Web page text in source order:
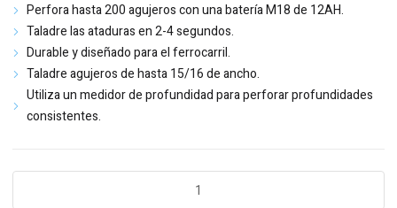
Perfora hasta 200 agujeros con una batería M18 de 12AH.
Taladre las ataduras en 2-4 segundos.
Durable y diseñado para el ferrocarril.
Taladre agujeros de hasta 15/16 de ancho.
Utiliza un medidor de profundidad para perforar profundidades
consistentes.